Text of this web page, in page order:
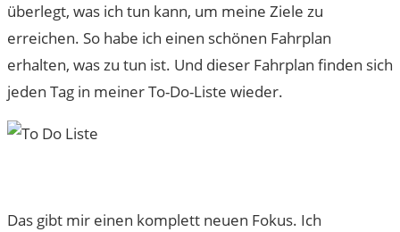
überlegt, was ich tun kann, um meine Ziele zu
erreichen. So habe ich einen schönen Fahrplan
erhalten, was zu tun ist. Und dieser Fahrplan finden sich
jeden Tag in meiner To-Do-Liste wieder.
Das gibt mir einen komplett neuen Fokus. Ich